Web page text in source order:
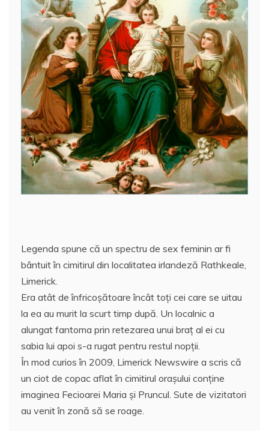
k
ă
Legenda spune că un spectru de sex feminin ar fi
bântuit în cimitirul din localitatea irlandeză Rathkeale,
Limerick.
Era atât de înfricoșătoare încât toți cei care se uitau
la ea au murit la scurt timp după. Un localnic a
alungat fantoma prin retezarea unui braț al ei cu
sabia lui apoi s-a rugat pentru restul nopții.
În mod curios în 2009, Limerick Newswire a scris că
un ciot de copac aflat în cimitirul oraşului conține
imaginea Fecioarei Maria și Pruncul. Sute de vizitatori
au venit în zonă să se roage.